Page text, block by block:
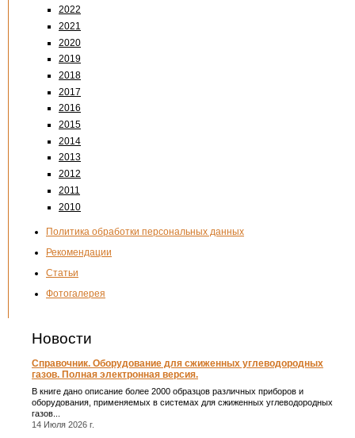
2022
2021
2020
2019
2018
2017
2016
2015
2014
2013
2012
2011
2010
Политика обработки персональных данных
Рекомендации
Статьи
Фотогалерея
Новости
Справочник. Оборудование для сжиженных углеводородных
газов. Полная электронная версия.
В книге дано описание более 2000 образцов различных приборов и
оборудования, применяемых в системах для сжиженных углеводородных
газов...
14 Июля 2026 г.